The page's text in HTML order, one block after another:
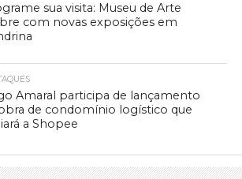
sua visita: Museu de Arte
com novas exposições em
Amaral participa de lançamento
de condomínio logístico que
a Shopee